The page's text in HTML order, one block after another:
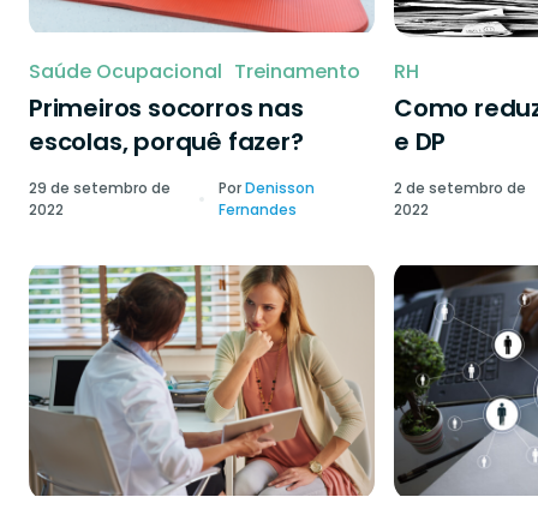
Saúde Ocupacional Treinamento
Primeiros socorros nas
escolas, porquê fazer?
29 de setembro de
2022
PorDenisson
Fernandes
RH
Como
e DP
2 de setembro de
2022